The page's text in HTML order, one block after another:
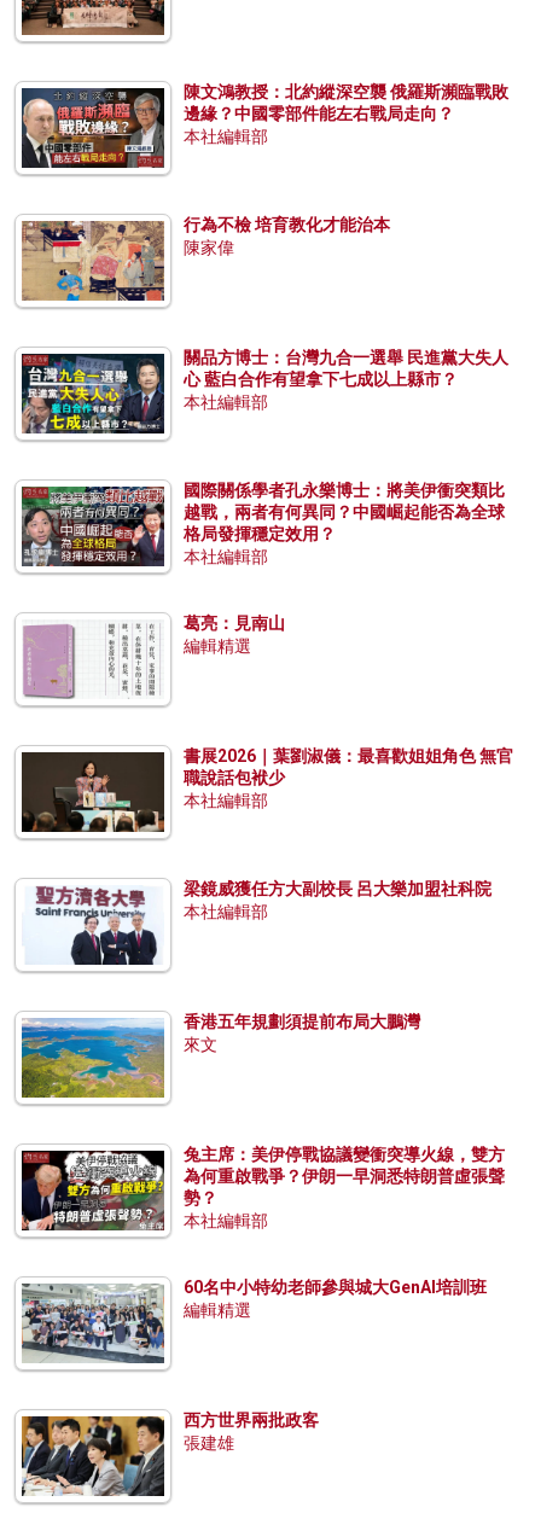
陳文鴻教授：北約縱深空襲 俄羅斯瀕臨戰敗
邊緣？中國零部件能左右戰局走向？
本社編輯部
行為不檢 培育教化才能治本
陳家偉
關品方博士：台灣九合一選舉 民進黨大失人
心 藍白合作有望拿下七成以上縣市？
本社編輯部
國際關係學者孔永樂博士：將美伊衝突類比
越戰，兩者有何異同？中國崛起能否為全球
格局發揮穩定效用？
本社編輯部
葛亮：見南山
編輯精選
書展2026｜葉劉淑儀：最喜歡姐姐角色 無官
職說話包袱少
本社編輯部
梁鏡威獲任方大副校長 呂大樂加盟社科院
本社編輯部
香港五年規劃須提前布局大鵬灣
來文
兔主席：美伊停戰協議變衝突導火線，雙方
為何重啟戰爭？伊朗一早洞悉特朗普虛張聲
勢？
本社編輯部
60名中小特幼老師參與城大GenAI培訓班
編輯精選
西方世界兩批政客
張建雄